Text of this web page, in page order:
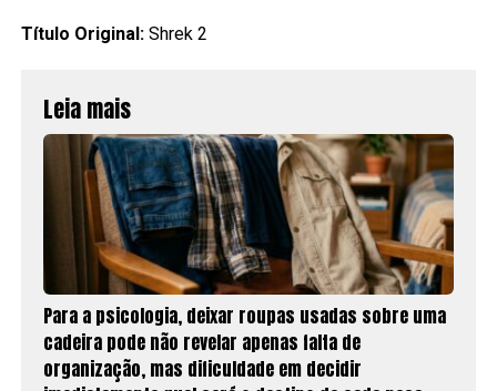
Título Original:Shrek 2
Leia mais
Para a psicologia, deixar roupas usadas sobre uma
cadeira pode não revelar apenas falta de
organização, mas dificuldade em decidir